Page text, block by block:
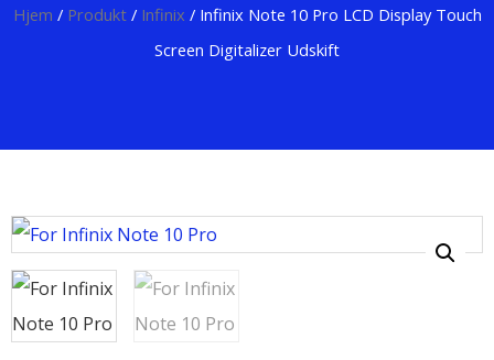
Hjem / Produkt/ Infinix / Infinix Note 10 Pro LCD Display Touch
Screen Digitalizer Udskift